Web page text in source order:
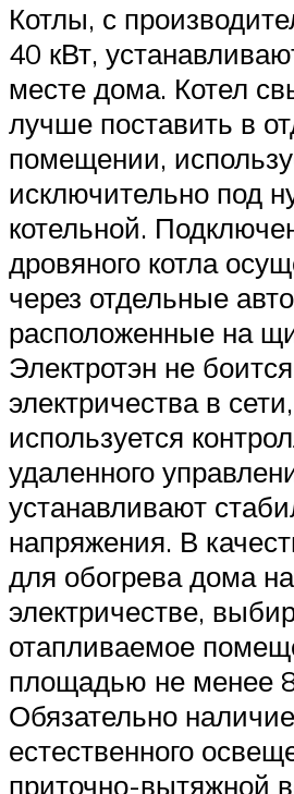
Котлы, с
40 кВт,
месте дома. Котел
лучше поставить в
помещении,
исключительно под
котельной.
дровяного котла
через отдельные
расположенные на
Электротэн не
электричества в
используется
удаленного
устанавливают
напряжения. В
для обогрева дома
электричестве,
отапливаемое
площадью не менее
Обязательно наличие
естественного
приточно-вытяжной